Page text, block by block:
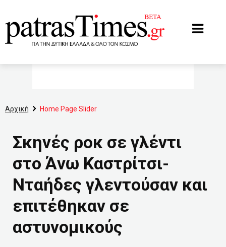
Αρχική Home Page Slider
Σκηνές ροκ σε γλέντι
στο Άνω Καστρίτσι-
Νταήδες γλεντούσαν και
επιτέθηκαν σε
αστυνομικούς